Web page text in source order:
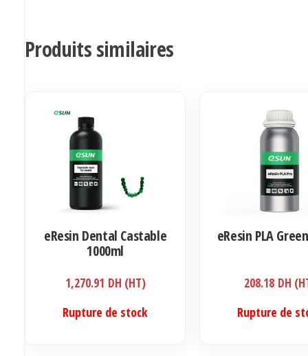
Produits similaires
eResin Dental Castable
1000ml
1,270.91 DH (HT)
Rupture de stock
eResin PLA
208.18 DH
Rupture de